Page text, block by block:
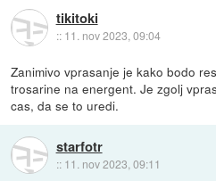
tikitoki
:: 11. nov 2023, 09:04
Zanimivo vprasanje je kako bodo
trosarine na energent. Je zgolj
cas, da se to uredi.
starfotr
:: 11. nov 2023, 09:11